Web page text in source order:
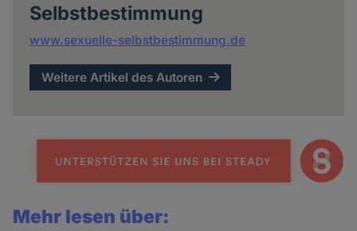
Selbstbestimmung
www.sexuelle-selbstbestimmung.de
Weitere Artikel des Autoren
Mehr lesen über: